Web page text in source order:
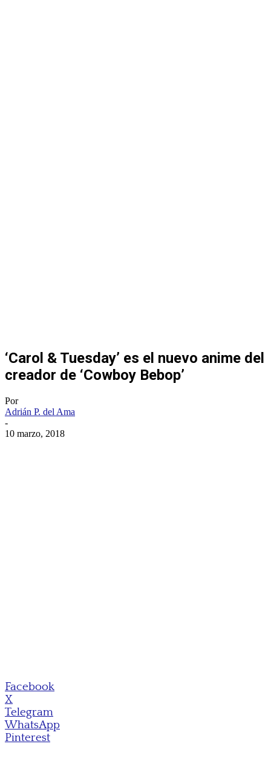
‘Carol & Tuesday’ es el nuevo anime del
creador de ‘Cowboy Bebop’
Por
Adrián P. del Ama
-
10 marzo, 2018
Facebook
X
Telegram
WhatsApp
Pinterest